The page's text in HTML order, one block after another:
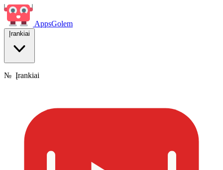
AppsGolem
Įrankiai
№ Įrankiai